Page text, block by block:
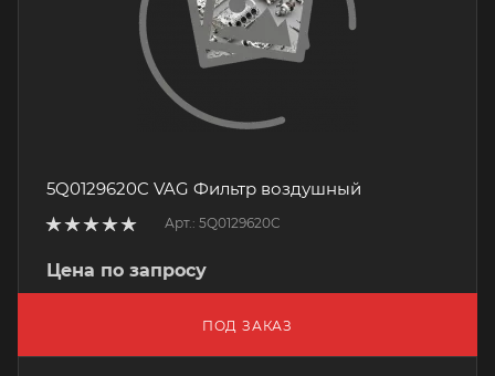
5Q0129620C VAG Фильтр воздушный
Арт.: 5Q0129620C
Цена по запросу
ПОД ЗАКАЗ